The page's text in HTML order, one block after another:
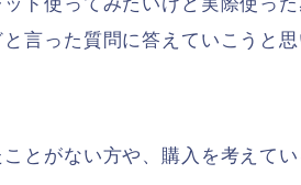
言った質問に答えていこうと思
とがない方や、購入を考えてい